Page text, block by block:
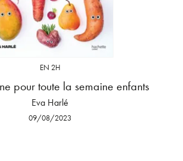
EN 2H
pour toute la semaine enfants
Eva Harlé
09/08/2023